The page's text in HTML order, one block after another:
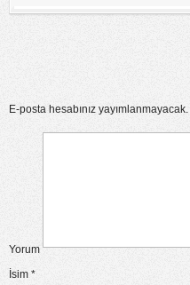
E-posta hesabınız yayımlanmayacak.
Yorum
İsim *